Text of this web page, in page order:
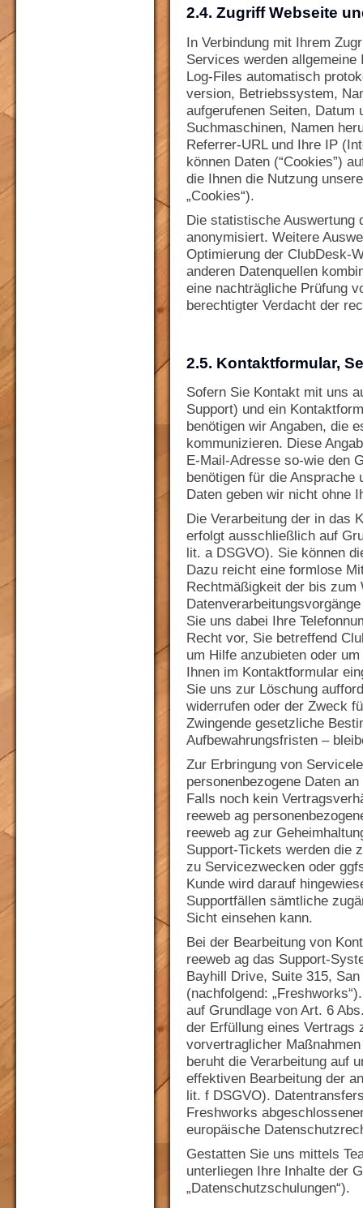
2.4. Zugriff Webseite
In Verbindung mit Ihrem
Services werden
Log-Files automatisch
version, Betriebssystem,
aufgerufenen Seiten, Datum
Suchmaschinen, Namen
Referrer-URL und Ihre IP
können Daten (“Cookies”)
die Ihnen die Nutzung
„Cookies“).
Die statistische Auswertung
anonymisiert. Weitere
Optimierung der ClubDesk-
anderen Datenquellen
eine nachträgliche Prüfung
berechtigter Verdacht der
2.5. Kontaktformular,
Sofern Sie Kontakt mit uns
Support) und ein
benötigen wir Angaben, die
kommunizieren. Diese
E-Mail-Adresse so-wie den
benötigen für die
Daten geben wir nicht ohne
Die Verarbeitung der in das
erfolgt ausschließlich auf
lit. a DSGVO). Sie können
Dazu reicht eine formlose
Rechtmäßigkeit der bis zum
Sie uns dabei Ihre
Recht vor, Sie betreffend
um Hilfe anzubieten oder
Ihnen im Kontaktformular
Sie uns zur Löschung
widerrufen oder der Zweck
Zwingende gesetzliche
Aufbewahrungsfristen –
Zur Erbringung von
personenbezogene Daten
Falls noch kein
reeweb ag
reeweb ag zur
Support-Tickets werden die
zu Servicezwecken oder
Kunde wird darauf
Supportfällen sämtliche
Sicht einsehen kann.
Bei der Bearbeitung von
reeweb ag das Support-
Bayhill Drive, Suite 315,
(nachfolgend:
auf Grundlage von Art. 6
der Erfüllung eines Vertrags
vorvertraglicher
beruht die Verarbeitung auf
effektiven Bearbeitung der
lit. f DSGVO).
Freshworks
europäische
Gestatten Sie uns mittels
unterliegen Ihre Inhalte der
„Datenschutzschulungen“).